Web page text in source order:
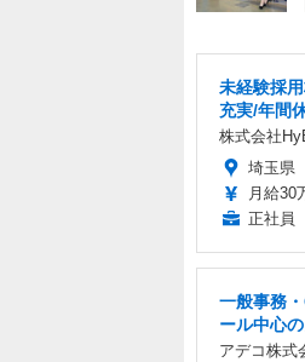
未経験採
充実/年間
株式会社
埼玉県
月給30
正社員
一般事務
ール中心
アデコ株式